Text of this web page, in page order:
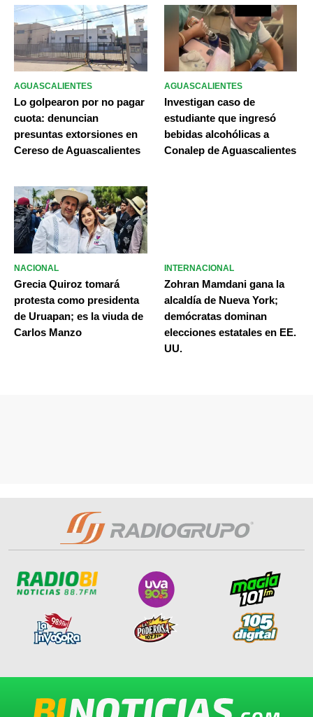
AGUASCALIENTES
Lo golpearon por no pagar
cuota: denuncian
presuntas extorsiones en
Cereso de Aguascalientes
AGUASCALIENTES
Investigan caso de
estudiante que ingresó
bebidas alcohólicas a
Conalep de Aguascalientes
NACIONAL
Grecia Quiroz tomará
protesta como presidenta
de Uruapan; es la viuda de
Carlos Manzo
INTERNACIONAL
Zohran Mamdani gana la
alcaldía de Nueva York;
demócratas dominan
elecciones estatales en EE.
UU.